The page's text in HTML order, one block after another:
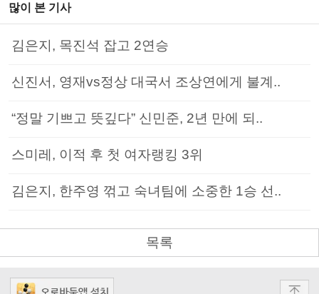
많이 본 기사
김은지, 목진석 잡고 2연승
신진서, 영재vs정상 대국서 조상연에게 불계..
“정말 기쁘고 뜻깊다” 신민준, 2년 만에 되..
스미레, 이적 후 첫 여자랭킹 3위
김은지, 한주영 꺾고 숙녀팀에 소중한 1승 선..
목록